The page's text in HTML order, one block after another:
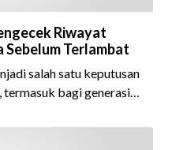
Riwayat
Sebelum Terlambat
salah satu keputusan
bagi generasi
properti. Namun